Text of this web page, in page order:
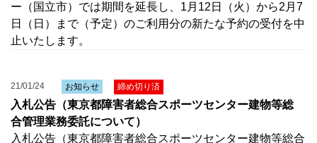
ー（国立市）では期間を延長し、1月12日（火）から2月7
日（日）まで（予定）のご利用分の新たな予約の受付を中
止いたします。
21/01/24 お知らせ 締め切り済
入札公告（東京都障害者総合スポーツセンター建物等総
合管理業務委託について）
入札公告（東京都障害者総合スポーツセンター建物等総合